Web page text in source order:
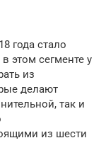
года стало
этом сегменте у
из
делают
так и
из шести